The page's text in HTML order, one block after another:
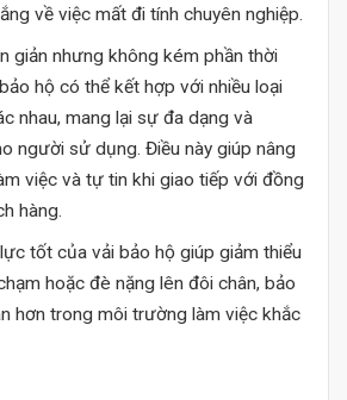
về việc mất đi tính chuyên nghiệp.
giản nhưng không kém phần thời
hộ có thể kết hợp với nhiều loại
nhau, mang lại sự đa dạng và
người sử dụng. Điều này giúp nâng
việc và tự tin khi giao tiếp với đồng
hàng.
tốt của vải bảo hộ giúp giảm thiểu
hoặc đè nặng lên đôi chân, bảo
hơn trong môi trường làm việc khắc